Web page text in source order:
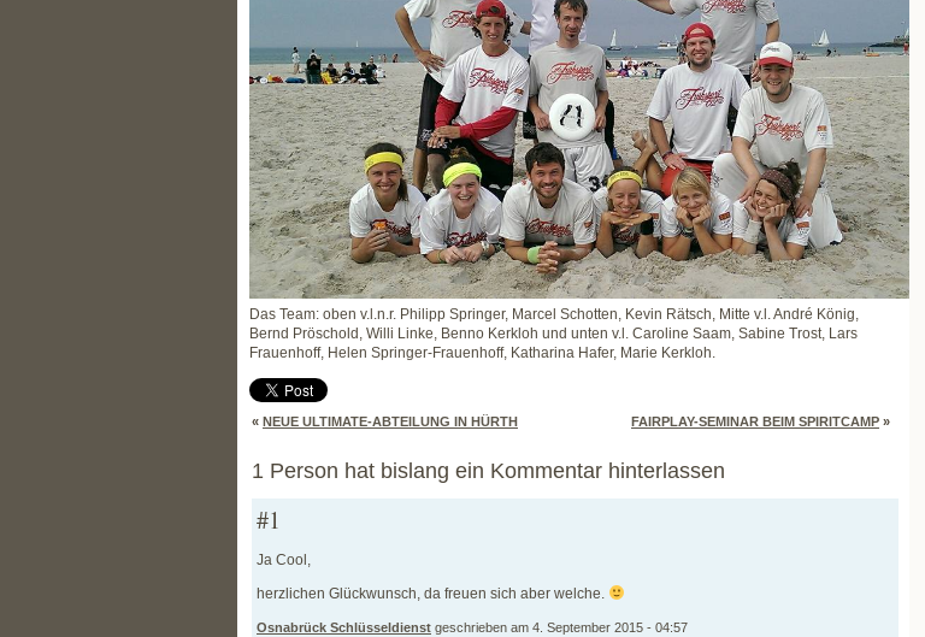
Das Team: oben v.l.n.r. Philipp Springer, Marcel Schotten, Kevin Rätsch, Mitte v.l. André König,
Bernd Pröschold, Willi Linke, Benno Kerkloh und unten v.l. Caroline Saam, Sabine Trost, Lars
Frauenhoff, Helen Springer-Frauenhoff, Katharina Hafer, Marie Kerkloh.
« NEUE ULTIMATE-ABTEILUNG IN HÜRTH FAIRPLAY-SEMINAR BEIM SPIRITCAMP »
1 Person hat bislang ein Kommentar hinterlassen
#1
Ja Cool,
herzlichen Glückwunsch, da freuen sich aber welche.
Osnabrück Schlüsseldienst geschrieben am 4. September 2015 - 04:57